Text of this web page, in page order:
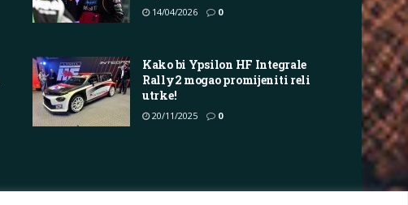
14/04/2026 0
Kako bi Ypsilon HF Integrale
Rally2 mogao promijeniti reli
utrke!
20/11/2025 0